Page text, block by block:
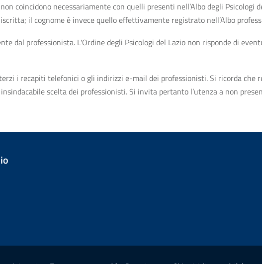
coincidono necessariamente con quelli presenti nell’Albo degli Psicologi
il cognome è invece quello effettivamente registrato nell’Albo
dal professionista. L'Ordine degli Psicologi del Lazio non risponde di
i recapiti telefonici o gli indirizzi e-mail dei professionisti. Si ricorda
scelta dei professionisti. Si invita pertanto l’utenza a non